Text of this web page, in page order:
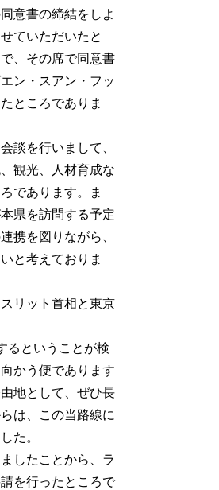
意書の締結をしよ
ていただいたと
、その席で同意書
ン・スアン・フッ
ところでありま
談を行いまして、
観光、人材育成な
であります。ま
県を訪問する予定
携を図りながら、
と考えておりま
リット首相と東京
るということが検
かう便であります
地として、ぜひ長
は、この当路線に
た。
したことから、ラ
を行ったところで